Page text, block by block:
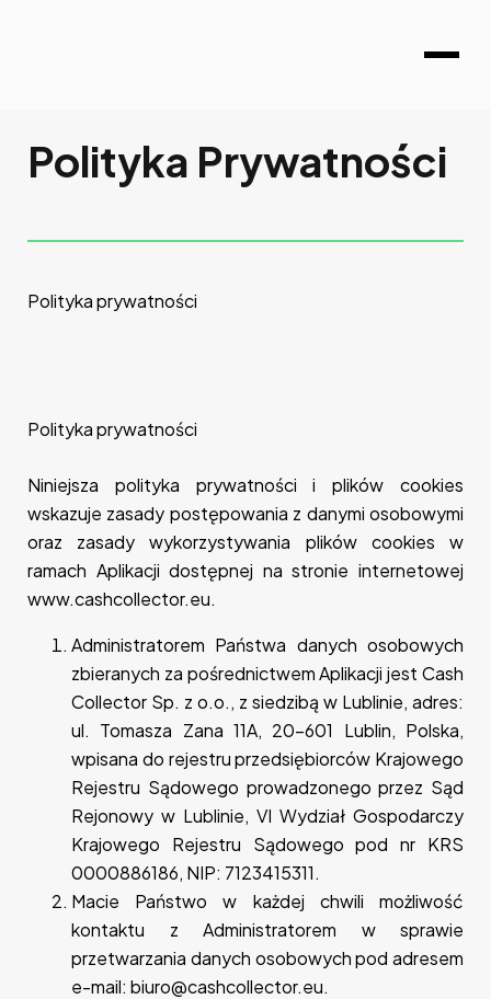
Polityka Prywatności
Polityka prywatności
Polityka prywatności
Niniejsza polityka prywatności i plików cookies
wskazuje zasady postępowania z danymi osobowymi
oraz zasady wykorzystywania plików cookies w
ramach Aplikacji dostępnej na stronie internetowej
www.cashcollector.eu.
Administratorem Państwa danych osobowych
zbieranych za pośrednictwem Aplikacji jest Cash
Collector Sp. z o.o., z siedzibą w Lublinie, adres:
ul. Tomasza Zana 11A, 20-601 Lublin, Polska,
wpisana do rejestru przedsiębiorców Krajowego
Rejestru Sądowego prowadzonego przez Sąd
Rejonowy w Lublinie, VI Wydział Gospodarczy
Krajowego Rejestru Sądowego pod nr KRS
0000886186, NIP: 7123415311.
Macie Państwo w każdej chwili możliwość
kontaktu z Administratorem w sprawie
przetwarzania danych osobowych pod adresem
e-mail: biuro@cashcollector.eu.